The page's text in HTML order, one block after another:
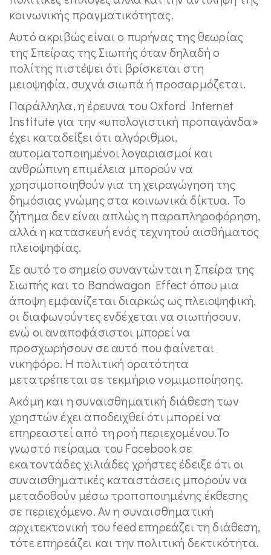
κοινωνικής πραγματικότητας.
Αυτό ακριβώς είναι ο πυρήνας της θεωρίας
της Σπείρας της Σιωπής όταν δηλαδή ο
πολίτης πιστέψει ότι βρίσκεται στη
μειοψηφία, συχνά σιωπά ή προσαρμόζεται.
Παράλληλα, η έρευνα του Oxford Internet
Institute για την «υπολογιστική προπαγάνδα»
έχει καταδείξει ότι αλγόριθμοι,
αυτοματοποιημένοι λογαριασμοί και
ανθρώπινη επιμέλεια μπορούν να
χρησιμοποιηθούν για τη χειραγώγηση της
δημόσιας γνώμης στα κοινωνικά δίκτυα. Το
ζήτημα δεν είναι απλώς η παραπληροφόρηση,
αλλά η κατασκευή ενός τεχνητού αισθήματος
πλειοψηφίας.
Σε αυτό το σημείο συναντώνται η Σπείρα της
Σιωπής και το Bandwagon Effect όπου μια
άποψη εμφανίζεται διαρκώς ως πλειοψηφική,
οι διαφωνούντες ενδέχεται να σιωπήσουν,
ενώ οι αναποφάσιστοι μπορεί να
προσχωρήσουν σε αυτό που φαίνεται
νικηφόρο. Η πολιτική ορατότητα
μετατρέπεται σε τεκμήριο νομιμοποίησης.
Ακόμη και η συναισθηματική διάθεση των
χρηστών έχει αποδειχθεί ότι μπορεί να
επηρεαστεί από τη ροή περιεχομένου.Το
γνωστό πείραμα του Facebook σε
εκατοντάδες χιλιάδες χρήστες έδειξε ότι οι
συναισθηματικές καταστάσεις μπορούν να
μεταδοθούν μέσω τροποποιημένης έκθεσης
σε περιεχόμενο. Αν η συναισθηματική
αρχιτεκτονική του feed επηρεάζει τη διάθεση,
τότε επηρεάζει και την πολιτική δεκτικότητα.